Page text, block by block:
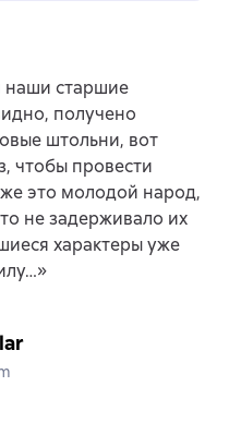
наши старшие
получено
штольни, вот
чтобы провести
это молодой народ,
не задерживало их
характеры уже